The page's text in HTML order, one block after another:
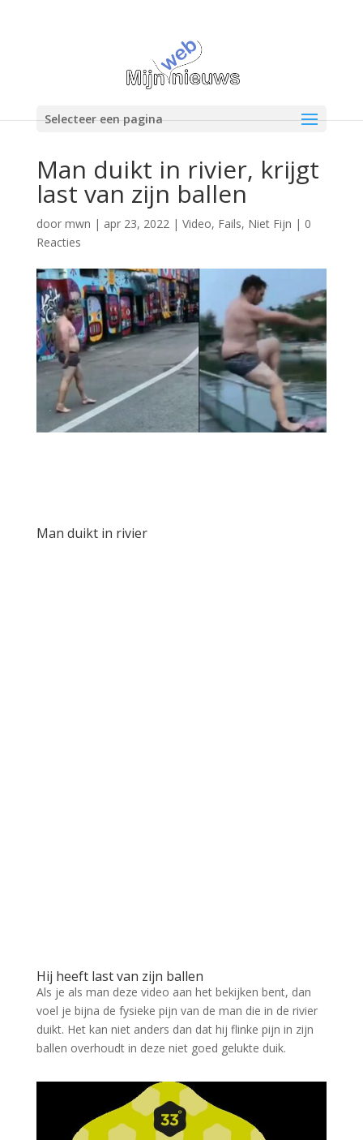
Selecteer een pagina
Man duikt in rivier, krijgt
last van zijn ballen
door mwn | apr 23, 2022| Video, Fails, Niet Fijn | 0
Reacties
Man duikt in rivier
Hij heeft last van zijn ballen
Als je als man deze video aan het bekijken bent, dan
voel je bijna de fysieke pijn van de man die in de rivier
duikt. Het kan niet anders dan dat hij flinke pijn in zijn
ballen overhoudt in deze niet goed gelukte duik.